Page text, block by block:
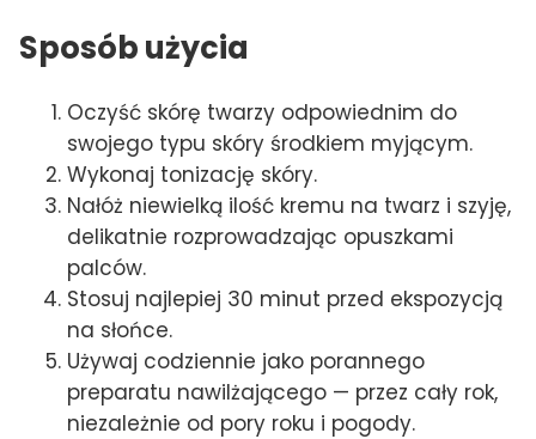
Sposób użycia
Oczyść skórę twarzy odpowiednim do
swojego typu skóry środkiem myjącym.
Wykonaj tonizację skóry.
Nałóż niewielką ilość kremu na twarz i szyję,
delikatnie rozprowadzając opuszkami
palców.
Stosuj najlepiej 30 minut przed ekspozycją
na słońce.
Używaj codziennie jako porannego
preparatu nawilżającego — przez cały rok,
niezależnie od pory roku i pogody.